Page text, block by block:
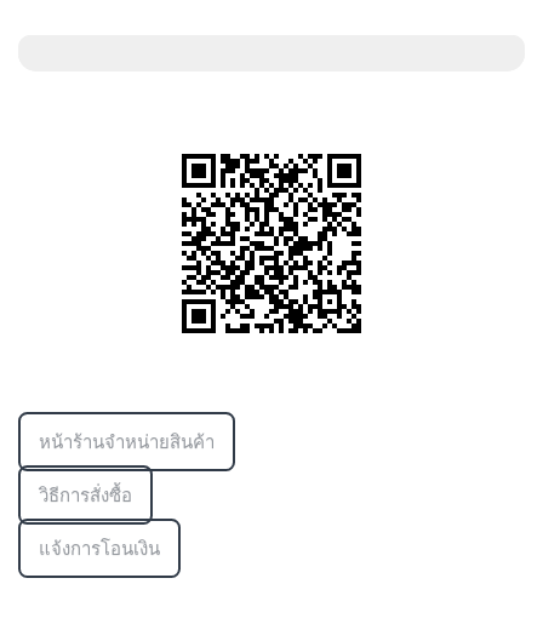
หน้าร้านจำหน่ายสินค้า
วิธีการสั่งซื้อ
แจ้งการโอนเงิน